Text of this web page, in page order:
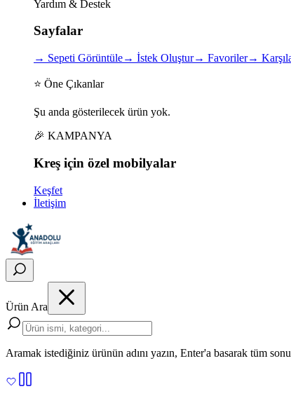
Yardım & Destek
Sayfalar
→ Sepeti Görüntüle→ İstek Oluştur→ Favoriler→
⭐ Öne Çıkanlar
Şu anda gösterilecek ürün yok.
🎉 KAMPANYA
Kreş için özel mobilyalar
Keşfet
İletişim
Ürün Ara
Aramak istediğiniz ürünün adını yazın, Enter'a basarak tüm